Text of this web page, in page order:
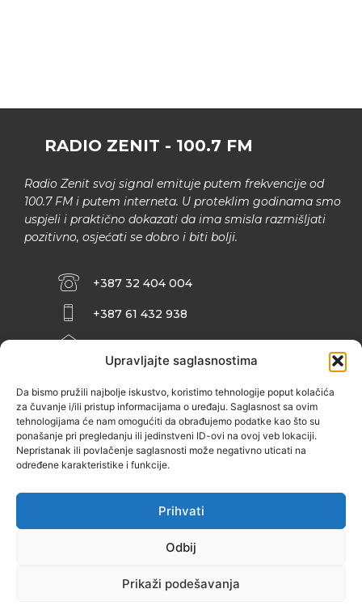
Upravljajte saglasnostima
Da bismo pružili najbolje iskustvo, koristimo tehnologije poput kolačića
za čuvanje i/ili pristup informacijama o uređaju. Saglasnost sa ovim
tehnologijama će nam omogućiti da obrađujemo podatke kao što su
ponašanje pri pregledanju ili jedinstveni ID-ovi na ovoj veb lokaciji.
Nepristanak ili povlačenje saglasnosti može negativno uticati na
određene karakteristike i funkcije.
Prihvati
Odbij
Prikaži podešavanja
RADIO ZENIT - 100.7 FM
Radio Zenit svoj signal emituje putem frekvencije od
100.7 FM i putem interneta. U proteklim godinama smo
uspjeli i praktično dokazati da ima smisla razmišljati
pozitivno, osjećati se dobro i biti bolji.
+387 32 404 004
+387 61 432 938
INFO@ZENIT.BA
ZENIČANKA, 3. SPRAT), 72000 ZENICA